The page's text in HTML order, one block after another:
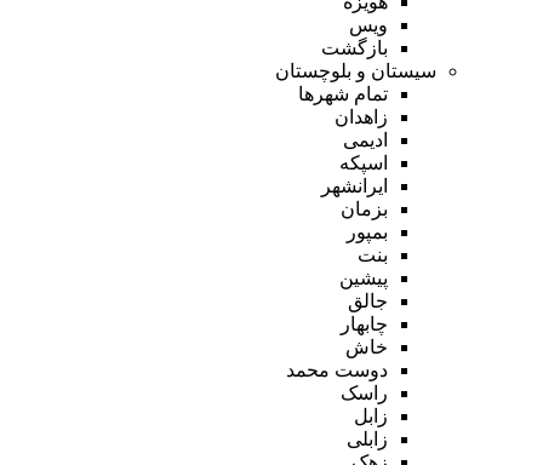
ویس
بازگشت
سیستان و بلوچستان
تمام شهر‌ها
زاهدان
ادیمی
اسپکه
ایرانشهر
بزمان
بمپور
بنت
پیشین
جالق
چابهار
خاش
دوست محمد
راسک
زابل
زابلی